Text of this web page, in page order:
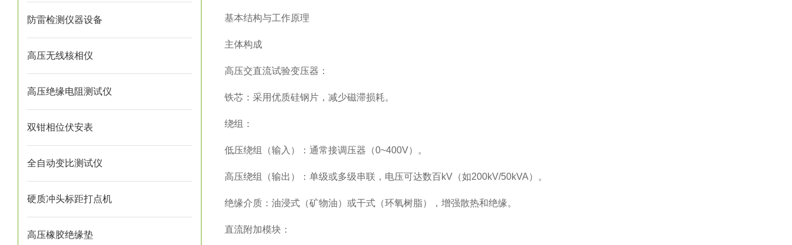
防雷检测仪器设备
高压无线核相仪
高压绝缘电阻测试仪
双钳相位伏安表
全自动变比测试仪
硬质冲头标距打点机
高压橡胶绝缘垫
基本结构与工作原理
主体构成
高压交直流试验变压器：
铁芯：采用优质硅钢片，减少磁滞损耗。
绕组：
低压绕组（输入）：通常接调压器（0~400V）。
高压绕组（输出）：单级或多级串联，电压可达数百kV（如200kV/50kVA）。
绝缘介质：油浸式（矿物油）或干式（环氧树脂），增强散热和绝缘。
直流附加模块：